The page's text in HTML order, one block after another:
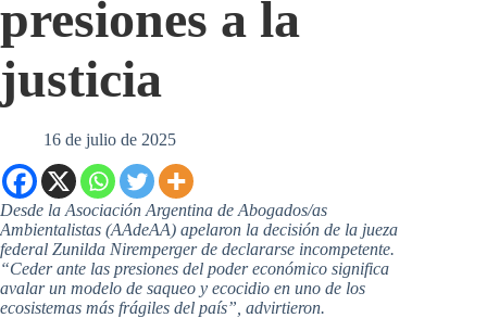
presiones a la
justicia
16 de julio de 2025
Desde la Asociación Argentina de Abogados/as
Ambientalistas (AAdeAA) apelaron la decisión de la jueza
federal Zunilda Niremperger de declararse incompetente.
“Ceder ante las presiones del poder económico significa
avalar un modelo de saqueo y ecocidio en uno de los
ecosistemas más frágiles del país”, advirtieron.